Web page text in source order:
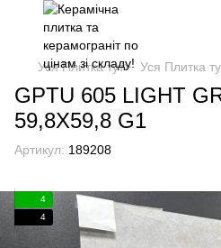
Уся Плитка тут> Уся Плитка
GPTU 605 LIGHT
59,8X59,8 G1
Артикул: 189208
4
4